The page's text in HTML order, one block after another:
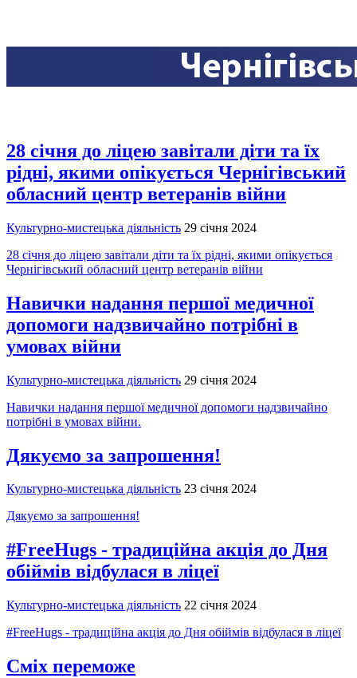
28 січня до ліцею завітали діти та їх
рідні, якими опікується Чернігівський
обласний центр ветеранів війни
Культурно-мистецька діяльність 29 січня 2024
28 січня до ліцею завітали діти та їх рідні, якими опікується
Чернігівський обласний центр ветеранів війни
Навички надання першої медичної
допомоги надзвичайно потрібні в
умовах війни
Культурно-мистецька діяльність 29 січня 2024
Навички надання першої медичної допомоги надзвичайно
потрібні в умовах війни.
Дякуємо за запрошення!
Культурно-мистецька діяльність 23 січня 2024
Дякуємо за запрошення!
#FreeHugs - традиційна акція до Дня
обіймів відбулася в ліцеї
Культурно-мистецька діяльність 22 січня 2024
#FreeHugs - традиційна акція до Дня обіймів відбулася в ліцеї
Сміх переможе